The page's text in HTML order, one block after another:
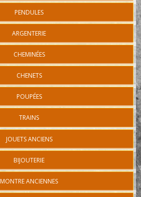
PENDULES
ARGENTERIE
CHEMINÉES
CHENETS
POUPÉES
TRAINS
JOUETS ANCIENS
BIJOUTERIE
MONTRE ANCIENNES